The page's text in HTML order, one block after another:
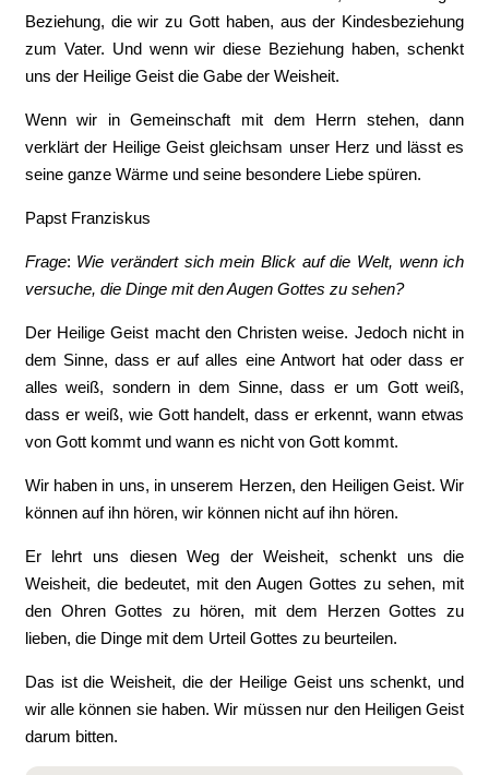
Beziehung, die wir zu Gott haben, aus der Kindesbeziehung
zum Vater. Und wenn wir diese Beziehung haben, schenkt
uns der Heilige Geist die Gabe der Weisheit.
Wenn wir in Gemeinschaft mit dem Herrn stehen, dann
verklärt der Heilige Geist gleichsam unser Herz und lässt es
seine ganze Wärme und seine besondere Liebe spüren.
Papst Franziskus
Frage: Wie verändert sich mein Blick auf die Welt, wenn ich
versuche, die Dinge mit den Augen Gottes zu sehen?
Der Heilige Geist macht den Christen weise. Jedoch nicht in
dem Sinne, dass er auf alles eine Antwort hat oder dass er
alles weiß, sondern in dem Sinne, dass er um Gott weiß,
dass er weiß, wie Gott handelt, dass er erkennt, wann etwas
von Gott kommt und wann es nicht von Gott kommt.
Wir haben in uns, in unserem Herzen, den Heiligen Geist. Wir
können auf ihn hören, wir können nicht auf ihn hören.
Er lehrt uns diesen Weg der Weisheit, schenkt uns die
Weisheit, die bedeutet, mit den Augen Gottes zu sehen, mit
den Ohren Gottes zu hören, mit dem Herzen Gottes zu
lieben, die Dinge mit dem Urteil Gottes zu beurteilen.
Das ist die Weisheit, die der Heilige Geist uns schenkt, und
wir alle können sie haben. Wir müssen nur den Heiligen Geist
darum bitten.